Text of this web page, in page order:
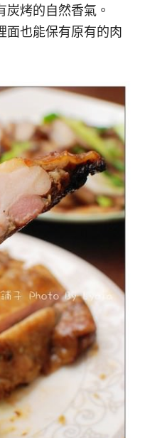
炭烤的自然香氣。
面也能保有原有的肉